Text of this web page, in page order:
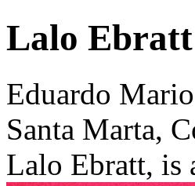
Lalo Ebratt
Eduardo
Santa Marta,
Lalo Ebratt, is